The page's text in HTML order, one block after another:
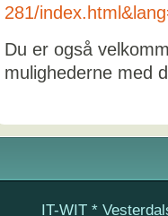
281/
Du er også
mulighederne med
IT-WIT *